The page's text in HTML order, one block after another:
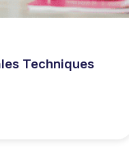
Techniques